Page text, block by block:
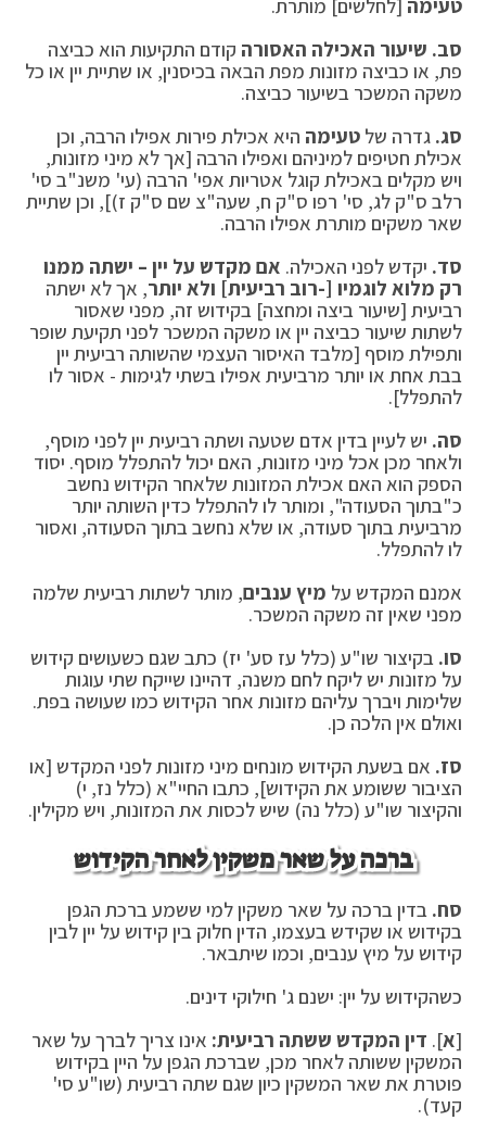
טעימה [לחלשים] מותרת.
סב. שיעור האכילה האסורה קודם התקיעות הוא כביצה
פת, או כביצה מזונות מפת הבאה בכיסנין, או שתיית יין או כל
משקה המשכר בשיעור כביצה.
סג. גדרה שלטעימה היא אכילת פירות אפילו הרבה, וכן
אכילת חטיפים למיניהם ואפילו הרבה [אך לא מיני מזונות,
ויש מקלים באכילת קוגל אטריות אפי' הרבה (עי' משנ"ב סי'
רלב ס"ק לג, סי' רפו ס"ק ח, שעה"צ שם ס"ק ז)], וכן שתיית
שאר משקים מותרת אפילו הרבה.
סד. יקדש לפני האכילה. אם מקדש על יין – ישתה ממנו
רק מלוא לוגמיו [-רוב רביעית] ולא יותר, אך לא ישתה
רביעית [שיעור ביצה ומחצה] בקידוש זה, מפני שאסור
לשתות שיעור כביצה יין או משקה המשכר לפני תקיעת שופר
ותפילת מוסף [מלבד האיסור העצמי שהשותה רביעית יין
בבת אחת או יותר מרביעית אפילו בשתי לגימות - אסור לו
להתפלל].
סה. יש לעיין בדין אדם שטעה ושתה רביעית יין לפני מוסף,
ולאחר מכן אכל מיני מזונות, האם יכול להתפלל מוסף. יסוד
הספק הוא האם אכילת המזונות שלאחר הקידוש נחשב
כ"בתוך הסעודה", ומותר לו להתפלל כדין השותה יותר
מרביעית בתוך סעודה, או שלא נחשב בתוך הסעודה, ואסור
לו להתפלל.
אמנם המקדש על מיץ ענבים, מותר לשתות רביעית שלמה
מפני שאין זה משקה המשכר.
סו. בקיצור שו"ע (כלל עז סע' יז) כתב שגם כשעושים קידוש
על מזונות יש ליקח לחם משנה, דהיינו שייקח שתי עוגות
שלימות ויברך עליהם מזונות אחר הקידוש כמו שעושה בפת.
ואולם אין הלכה כן.
סז. אם בשעת הקידוש מונחים מיני מזונות לפני המקדש [או
הציבור ששומע את הקידוש], כתבו החיי"א (כלל נז, י)
והקיצור שו"ע (כלל נה) שיש לכסות את המזונות, ויש מקילין.
ברכה על שאר משקין לאחר הקידוש
סח. בדין ברכה על שאר משקין למי ששמע ברכת הגפן
בקידוש או שקידש בעצמו, הדין חלוק בין קידוש על יין לבין
קידוש על מיץ ענבים, וכמו שיתבאר.
כשהקידוש על יין: ישנם ג' חילוקי דינים.
[א]. דין המקדש ששתה רביעית: אינו צריך לברך על שאר
המשקין ששותה לאחר מכן, שברכת הגפן על היין בקידוש
פוטרת את שאר המשקין כיון שגם שתה רביעית (שו"ע סי'
קעד).